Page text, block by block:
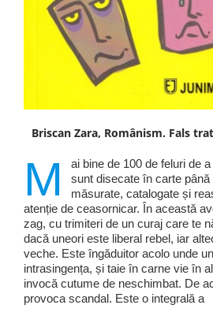
Briscan Zara, Românism. Fals
M
ai bine de 100 de feluri de
sunt disecate în carte până
măsurate, catalogate și
atenție de ceasornicar. În această
zag, cu trimiteri de un curaj care te
dacă uneori este liberal rebel, iar
veche. Este îngăduitor acolo unde
intrasingența, și taie în carne vie în
invocă cutume de neschimbat. De
provoca scandal. Este o integrală a